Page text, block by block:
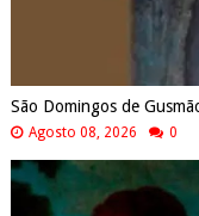
São Domingos de
Agosto 08, 2026 0